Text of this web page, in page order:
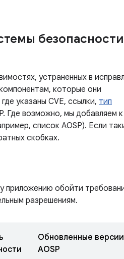
безопасности
устраненных в
которые они
указаны CVE, ссылки, тип
Где возможно, мы добавляем к
список AOSP). Если
скобках.
приложению обойти
разрешениям.
Обновленные версии
AOSP